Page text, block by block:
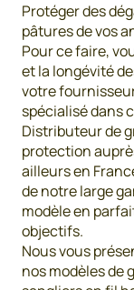
Protéger des
pâtures de vos
Pour ce faire,
et la longévité
votre fournisseur
spécialisé dans
Distributeur de
protection
ailleurs en
de notre large
modèle en
objectifs.
Nous vous
nos modèles de